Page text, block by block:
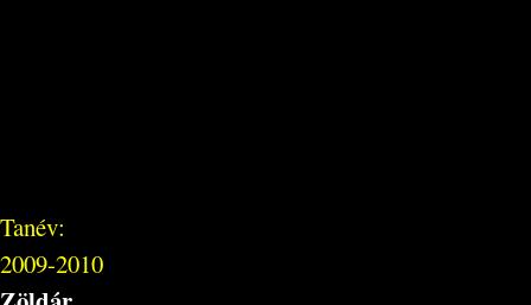
Tanév:
2009-2010